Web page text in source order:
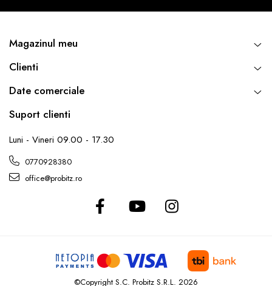
Magazinul meu
Clienti
Date comerciale
Suport clienti
Luni - Vineri 09.00 - 17.30
0770928380
office@probitz.ro
©Copyright S.C. Probitz S.R.L. 2026